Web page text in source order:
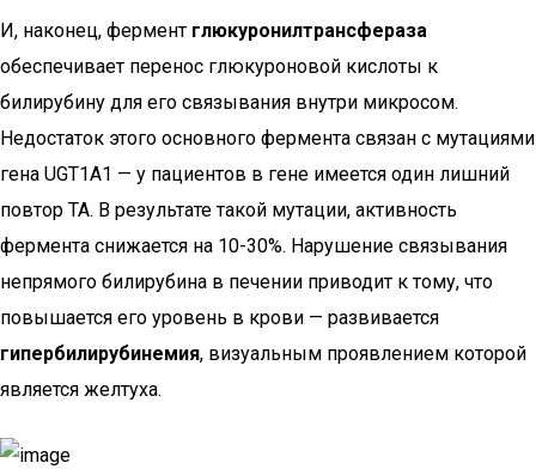
И, наконец, фермент глюкуронилтрансфераза
обеспечивает перенос глюкуроновой кислоты к
билирубину для его связывания внутри микросом.
Недостаток этого основного фермента связан с мутациями
гена UGT1A1 — у пациентов в гене имеется один лишний
повтор ТА. В результате такой мутации, активность
фермента снижается на 10-30%. Нарушение связывания
непрямого билирубина в печении приводит к тому, что
повышается его уровень в крови — развивается
гипербилирубинемия, визуальным проявлением которой
является желтуха.